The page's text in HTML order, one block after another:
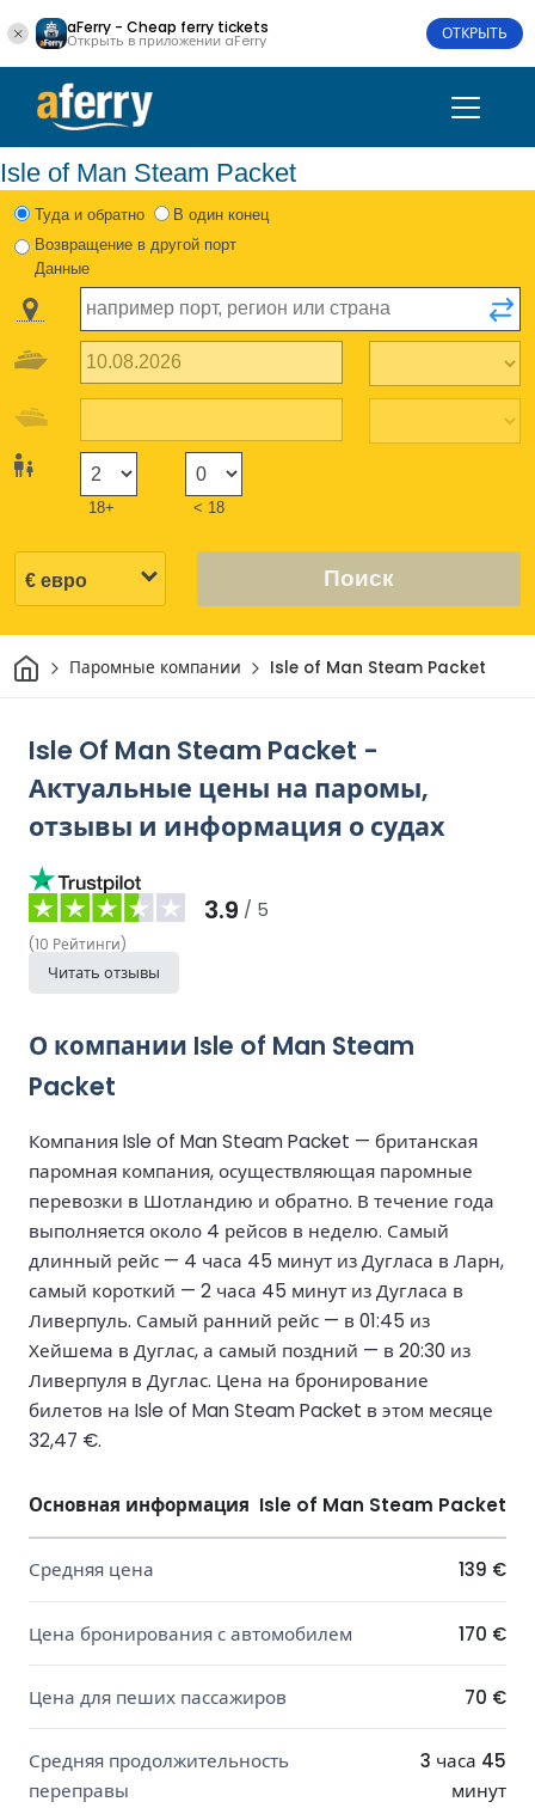
aFerry - Cheap ferry tickets
Открыть в приложении aFerry ОТКРЫТЬ
Isle of Man Steam Packet
Туда и обратно
В один конец
Возвращение в другой порт
Данные
18+ < 18
Поиск
ДомПаромные компании Isle of Man Steam Packet
Isle Of Man Steam Packet -
Актуальные цены на паромы,
отзывы и информация о судах
3.9 / 5
(10 Рейтинги)
Читать отзывы
О компании Isle of Man Steam
Packet
Компания Isle of Man Steam Packet — британская
паромная компания, осуществляющая паромные
перевозки в Шотландию и обратно. В течение года
выполняется около 4 рейсов в неделю. Самый
длинный рейс — 4 часа 45 минут из Дугласа в Ларн,
самый короткий — 2 часа 45 минут из Дугласа в
Ливерпуль. Самый ранний рейс — в 01:45 из
Хейшема в Дуглас, а самый поздний — в 20:30 из
Ливерпуля в Дуглас. Цена на бронирование
билетов на Isle of Man Steam Packet в этом месяце
32,47 €.
Основная информация Isle of Man Steam Packet
Средняя цена 139 €
Цена бронирования с автомобилем 170 €
Цена для пеших пассажиров 70 €
Средняя продолжительность
переправы
3 часа 45
минут